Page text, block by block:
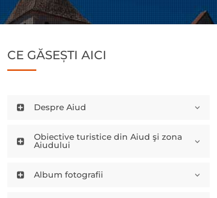
CE GĂSEȘTI AICI
Despre Aiud
Obiective turistice din Aiud şi zona
Aiudului
Album fotografii